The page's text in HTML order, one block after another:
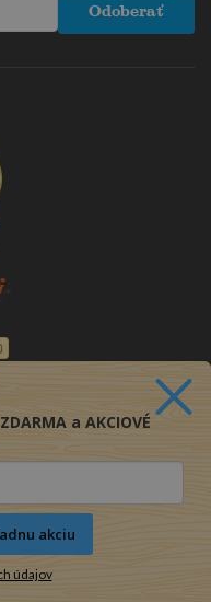
Odoberať
a AKCIOVÉ
akciu
údajov